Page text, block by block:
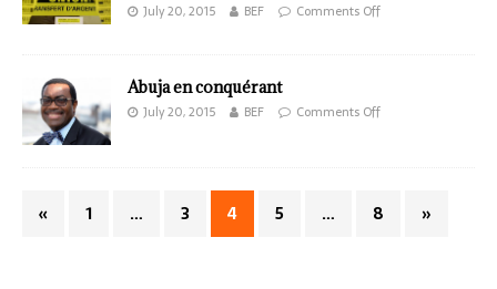
July 20, 2015 BEF Comments Off
Abuja en conquérant
July 20, 2015 BEF Comments Off
« 1 … 3 4 5 … 8 »